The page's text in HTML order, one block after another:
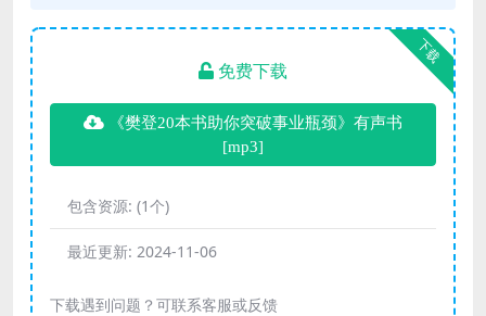
下载
免费下载
《樊登20本书助你突破事业瓶颈》有声书
[mp3]
包含资源: (1个)
最近更新: 2024-11-06
下载遇到问题？可联系客服或反馈